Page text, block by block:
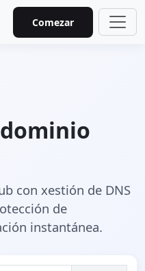
Comezar
con xestión de DNS
de
instantánea.